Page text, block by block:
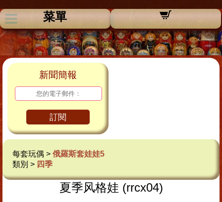
菜單
新聞簡報
訂閱
每套玩偶 > 俄羅斯套娃娃5
類別 > 四季
夏季风格娃 (rrcx04)